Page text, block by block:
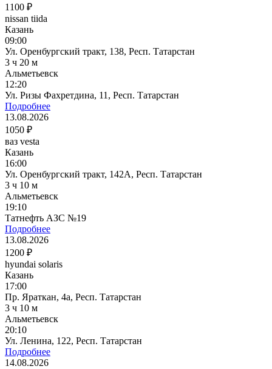
1100 ₽
nissan tiida
Казань
09:00
Ул. Оренбургский тракт, 138, Респ. Татарстан
3 ч 20 м
Альметьевск
12:20
Ул. Ризы Фахретдина, 11, Респ. Татарстан
Подробнее
13.08.2026
1050 ₽
ваз vesta
Казань
16:00
Ул. Оренбургский тракт, 142А, Респ. Татарстан
3 ч 10 м
Альметьевск
19:10
Татнефть АЗС №19
Подробнее
13.08.2026
1200 ₽
hyundai solaris
Казань
17:00
Пр. Яраткан, 4а, Респ. Татарстан
3 ч 10 м
Альметьевск
20:10
Ул. Ленина, 122, Респ. Татарстан
Подробнее
14.08.2026